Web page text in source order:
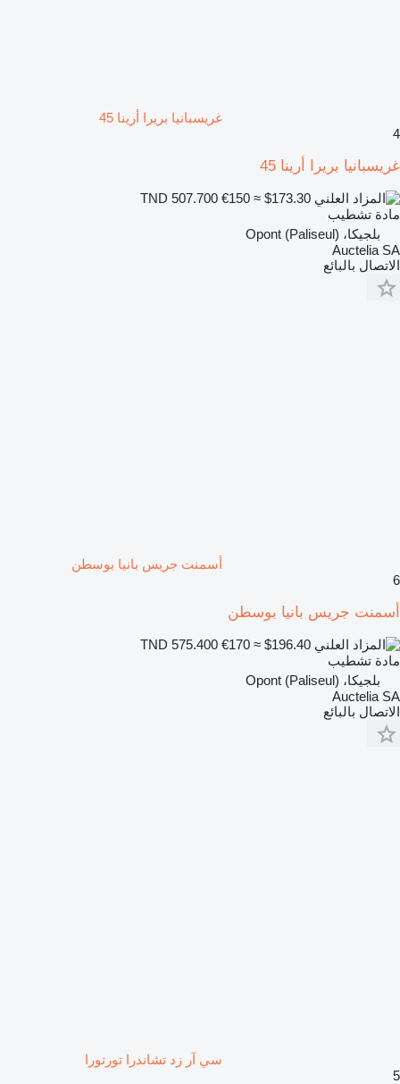
غريسبانيا بريرا أرينا 45
4
غريسبانيا بريرا أرينا 45
€150 ≈ $173.30
مادة تشطيب
بلجيكا، Opont (Paliseul)
Auctelia SA
الاتصال بالبائع
أسمنت جريس بانيا بوسطن
6
أسمنت جريس بانيا بوسطن
€170 ≈ $196.40
مادة تشطيب
بلجيكا، Opont (Paliseul)
Auctelia SA
الاتصال بالبائع
سي آر زد تشاندرا تورتورا
5